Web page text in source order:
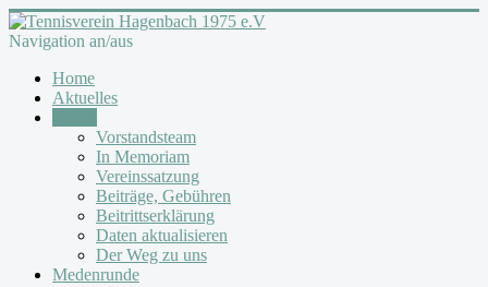
Navigation an/aus
Home
Aktuelles
Vorstandsteam
In Memoriam
Vereinssatzung
Beiträge, Gebühren
Beitrittserklärung
Daten aktualisieren
Der Weg zu uns
Medenrunde